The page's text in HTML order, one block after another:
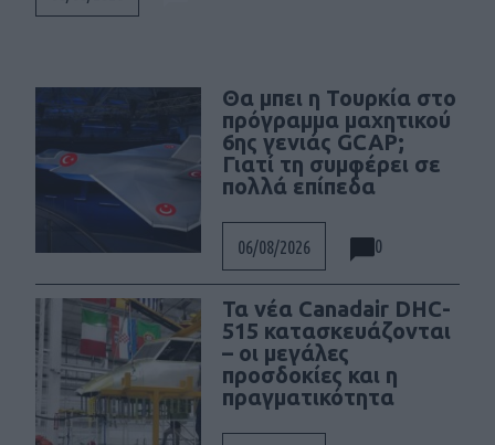
Social
Θα μπει η Τουρκία στο
πρόγραμμα μαχητικού
6ης γενιάς GCAP;
Γιατί τη συμφέρει σε
πολλά επίπεδα
06/08/2026 0
Τα νέα Canadair DHC-
515 κατασκευάζονται
– οι μεγάλες
προσδοκίες και η
πραγματικότητα